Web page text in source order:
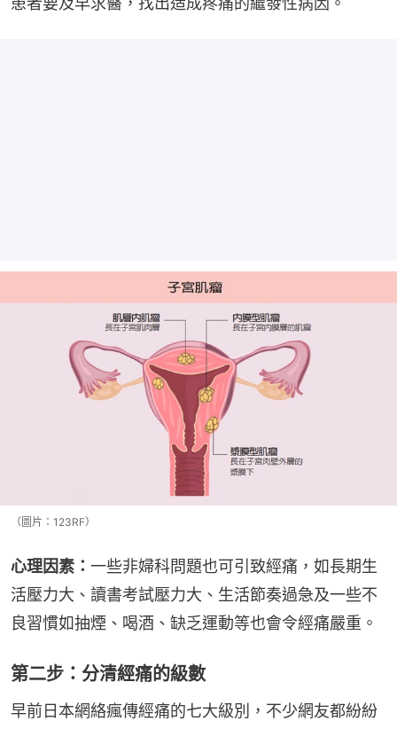
（圖片：123RF）
心理因素： 一些非婦科問題也可引致經痛，如長期生
活壓力大、讀書考試壓力大、生活節奏過急及一些不
良習慣如抽煙、喝酒、缺乏運動等也會令經痛嚴重。
第二步：分清經痛的級數
早前日本網絡瘋傳經痛的七大級別，不少網友都紛紛